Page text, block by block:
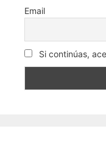
Email
Si continúas,